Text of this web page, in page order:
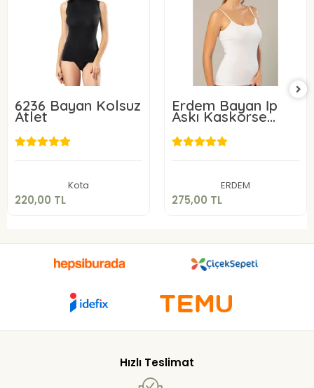
6236 Bayan Kolsuz
Atlet
Kota
220,00 TL
220,00 TL
Erdem Bayan İp
Askı Kaskorse
Atlet 2153
ERDEM
275,00 TL
275,00 TL
Hızlı Teslimat